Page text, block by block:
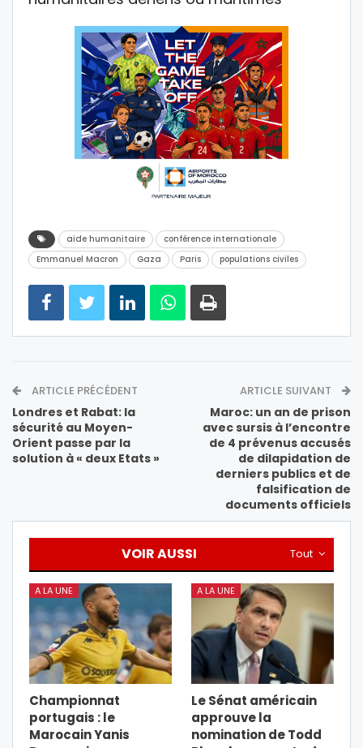
aide humanitaire
conférence internationale
Emmanuel Macron
Gaza Paris populations civiles
ARTICLE PRÉCÉDENT
Londres et Rabat: la
sécurité au Moyen-
Orient passe par la
solution à « deux Etats »
ARTICLE SUIVANT
Maroc: un an de prison
avec sursis à l’encontre
de 4 prévenus accusés
de dilapidation de
derniers publics et de
falsification de
documents officiels
Tout
VOIR AUSSI
A LA UNE
Championnat
portugais : le
Marocain Yanis
A LA UNE
Le Sénat américain
approuve la
nomination de Todd